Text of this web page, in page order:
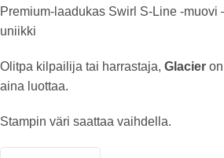
Premium-laadukas Swirl S-Line -muovi
uniikki
Olitpa kilpailija tai harrastaja, Glacier
aina luottaa.
Stampin väri saattaa vaihdella.